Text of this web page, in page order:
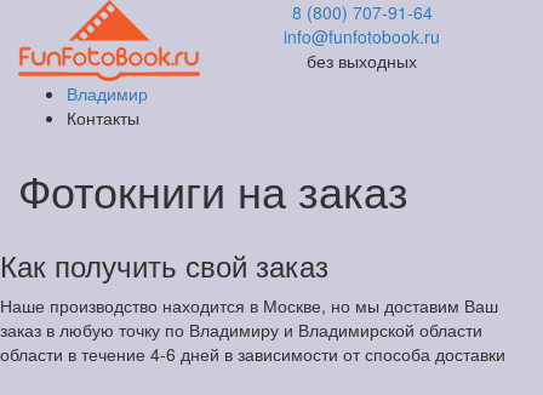
8 (800) 707-91-64
info@funfotobook.ru
без выходных
Владимир
Контакты
Фотокниги на заказ
Как получить свой заказ
Наше производство находится в Москве, но мы доставим Ваш
заказ в любую точку по Владимиру и Владимирской области
области в течение 4-6 дней в зависимости от способа доставки